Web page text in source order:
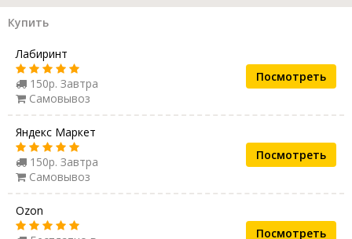
Купить
Лабиринт
150р. Завтра
Самовывоз
Посмотреть
Яндекс Маркет
150р. Завтра
Самовывоз
Посмотреть
Ozon
Посмотреть